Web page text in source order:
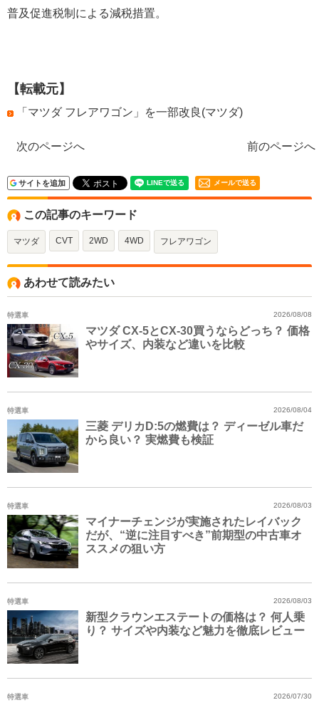
普及促進税制による減税措置。
【転載元】
「マツダ フレアワゴン」を一部改良(マツダ)
次のページへ 前のページへ
サイトを追加 メールで送る
この記事のキーワード
マツダ CVT 2WD 4WD フレアワゴン
あわせて読みたい
特選車
マツダ CX-5とCX-30買うならどっち？ 価格
やサイズ、内装など違いを比較
2026/08/08
特選車
三菱 デリカD:5の燃費は？ ディーゼル車だ
から良い？ 実燃費も検証
2026/08/04
特選車
マイナーチェンジが実施されたレイバック
だが、“逆に注目すべき”前期型の中古車オ
ススメの狙い方
2026/08/03
特選車
新型クラウンエステートの価格は？ 何人乗
り？ サイズや内装など魅力を徹底レビュー
2026/08/03
特選車 2026/07/30